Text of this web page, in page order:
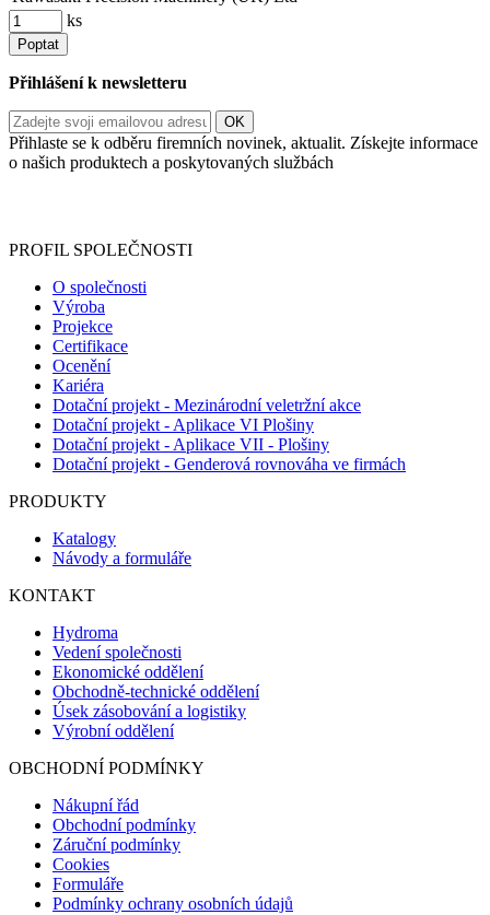
ks
Poptat
Přihlášení k newsletteru
Přihlaste se k odběru firemních novinek, aktualit. Získejte informace
o našich produktech a poskytovaných službách
PROFIL SPOLEČNOSTI
O společnosti
Výroba
Projekce
Certifikace
Ocenění
Kariéra
Dotační projekt - Mezinárodní veletržní akce
Dotační projekt - Aplikace VI Plošiny
Dotační projekt - Aplikace VII - Plošiny
Dotační projekt - Genderová rovnováha ve firmách
PRODUKTY
Katalogy
Návody a formuláře
KONTAKT
Hydroma
Vedení společnosti
Ekonomické oddělení
Obchodně-technické oddělení
Úsek zásobování a logistiky
Výrobní oddělení
OBCHODNÍ PODMÍNKY
Nákupní řád
Obchodní podmínky
Záruční podmínky
Cookies
Formuláře
Podmínky ochrany osobních údajů